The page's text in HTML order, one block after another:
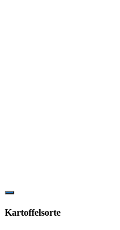
Show
Content
Kartoffelsorte